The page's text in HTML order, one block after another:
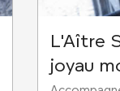
L'Aître
joyau